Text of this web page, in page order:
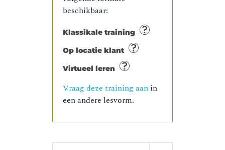
beschikbaar:
Klassikale training
Op locatie klant
Virtueel leren
Vraag deze training aan in
een andere lesvorm.